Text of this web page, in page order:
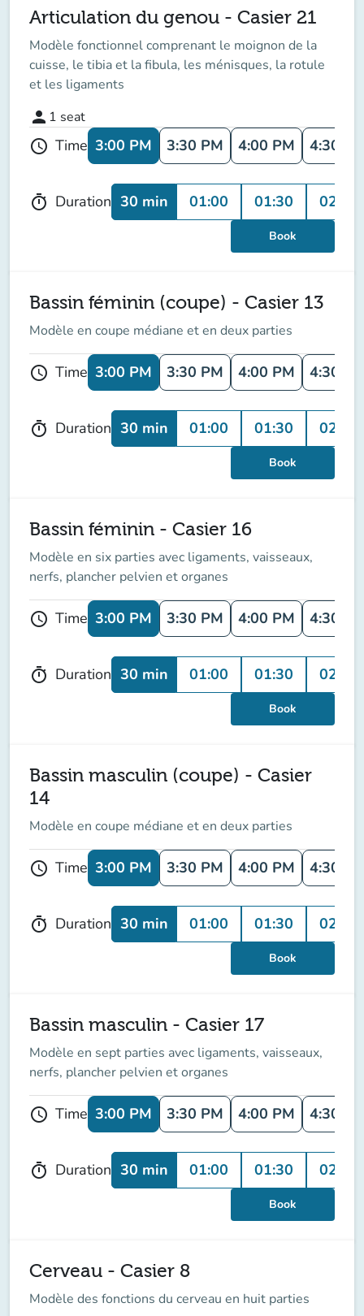
Articulation du genou - Casier 21
Modèle fonctionnel comprenant le moignon de la
cuisse, le tibia et la fibula, les ménisques, la rotule
et les ligaments
person 1 seat
schedule Time 3:00 PM 3:30 PM 4:00 PM 4:30
timer Duration 30 min 01:00 01:30 02:00
Book
Bassin féminin (coupe) - Casier 13
Modèle en coupe médiane et en deux parties
schedule Time 3:00 PM 3:30 PM 4:00 PM 4:30
timer Duration 30 min 01:00 01:30 02:00
Book
Bassin féminin - Casier 16
Modèle en six parties avec ligaments, vaisseaux,
nerfs, plancher pelvien et organes
schedule Time 3:00 PM 3:30 PM 4:00 PM 4:30
timer Duration 30 min 01:00 01:30 02:00
Book
Bassin masculin (coupe) - Casier
14
Modèle en coupe médiane et en deux parties
schedule Time 3:00 PM 3:30 PM 4:00 PM 4:30
timer Duration 30 min 01:00 01:30 02:00
Book
Bassin masculin - Casier 17
Modèle en sept parties avec ligaments, vaisseaux,
nerfs, plancher pelvien et organes
schedule Time 3:00 PM 3:30 PM 4:00 PM 4:30
timer Duration 30 min 01:00 01:30 02:00
Book
Cerveau - Casier 8
Modèle des fonctions du cerveau en huit parties